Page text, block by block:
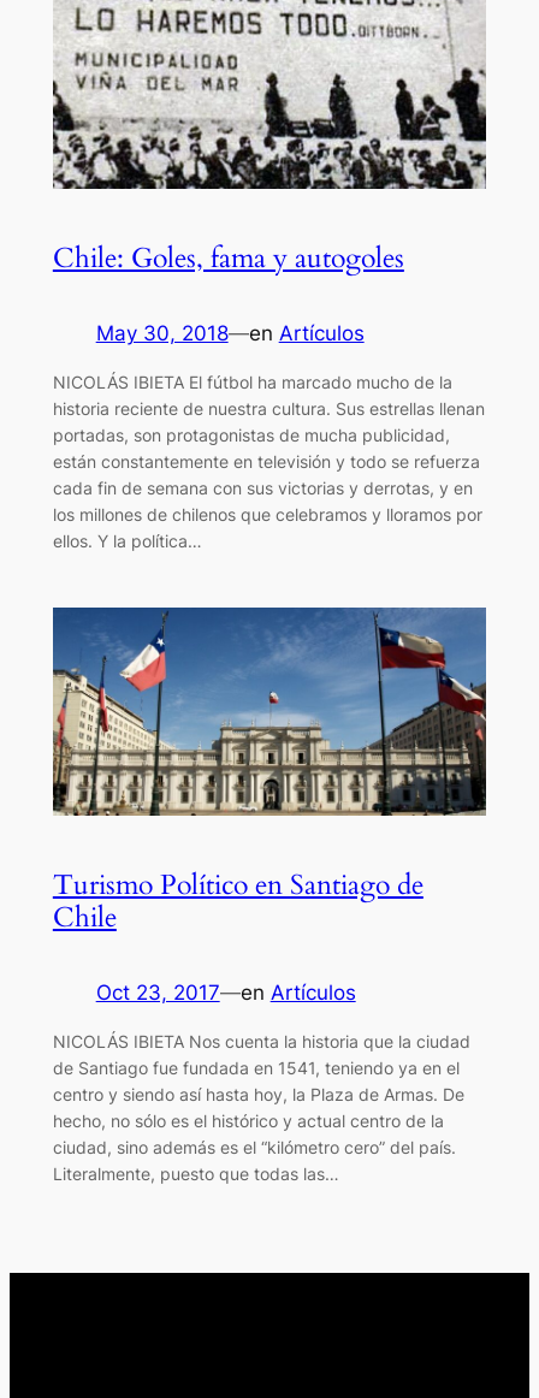
Chile: Goles, fama y autogoles
May 30, 2018—en Artículos
NICOLÁS IBIETA El fútbol ha marcado mucho de la
historia reciente de nuestra cultura. Sus estrellas llenan
portadas, son protagonistas de mucha publicidad,
están constantemente en televisión y todo se refuerza
cada fin de semana con sus victorias y derrotas, y en
los millones de chilenos que celebramos y lloramos por
ellos. Y la política…
Turismo Político en Santiago de
Chile
Oct 23, 2017—en Artículos
NICOLÁS IBIETA Nos cuenta la historia que la ciudad
de Santiago fue fundada en 1541, teniendo ya en el
centro y siendo así hasta hoy, la Plaza de Armas. De
hecho, no sólo es el histórico y actual centro de la
ciudad, sino además es el “kilómetro cero” del país.
Literalmente, puesto que todas las…